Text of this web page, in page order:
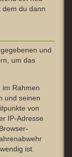
dem du dann
und
um das
im Rahmen
und seinen
von
IP-Adresse
ist.